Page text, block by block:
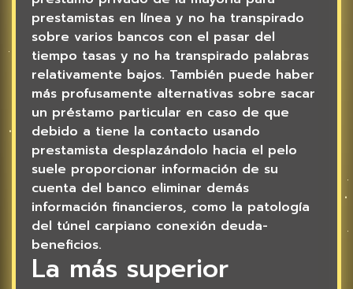
prestamistas en línea y no ha transpirado
sobre varios bancos con el pasar del
tiempo tasas y no ha transpirado palabras
relativamente bajos. También puede haber
más profusamente alternativas sobre sacar
un préstamo particular en caso de que
debido a tiene la contacto usando
prestamista desplazándolo hacia el pelo
suele proporcionar información de su
cuenta del banco eliminar demás
información financieros, como la patologí­a
del túnel carpiano conexión deuda-
beneficios.
La más superior